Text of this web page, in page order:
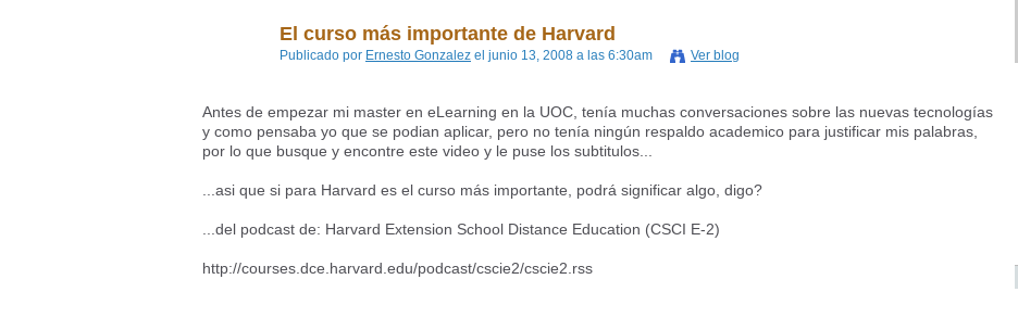
El curso más importante de Harvard
Publicado por Ernesto Gonzalez el junio 13, 2008 a las 6:30am Ver blog
Antes de empezar mi master en eLearning en la UOC, tenía muchas conversaciones sobre las nuevas tecnologías
y como pensaba yo que se podian aplicar, pero no tenía ningún respaldo academico para justificar mis palabras,
por lo que busque y encontre este video y le puse los subtitulos...
...asi que si para Harvard es el curso más importante, podrá significar algo, digo?
...del podcast de: Harvard Extension School Distance Education (CSCI E-2)
http://courses.dce.harvard.edu/podcast/cscie2/cscie2.rss